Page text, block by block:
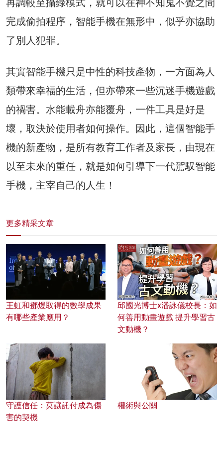
完成偷拍程序，智能手機在無形中，似乎亦協助
了別人犯罪。
其實智能手機只是中性的科技產物，一方面為人
類帶來幸福的生活，但亦帶來一些沉迷手機遊戲
的禍害。水能載舟亦能覆舟，一件工具是好是
壞，取決於使用者如何操作。因此，這個智能手
機的新產物，是所有教育工作者及家長，由現在
以至未來的重任，就是如何引導下一代駕馭智能
手機，主宰自己的人生！
更多精采文章
王虹和鄧煜取得的數學成果
有哪些產業應用？
邱國光博士x潘詠儀校長：如
何善用動畫遊戲 提升學習古
文動機？
守護信任：莫讓託付成為傷
害的契機
權術與公關